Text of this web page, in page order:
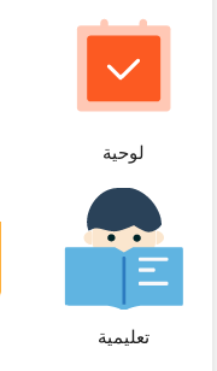
لوحية
تعليمية